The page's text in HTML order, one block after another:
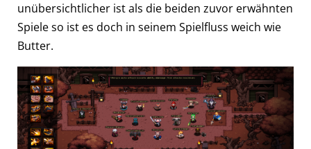
unübersichtlicher ist als die beiden zuvor erwähnten
Spiele so ist es doch in seinem Spielfluss weich wie
Butter.